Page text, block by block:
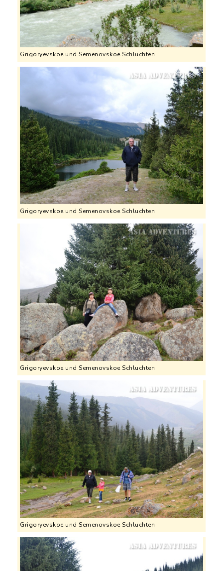
Grigoryevskoe und Semenovskoe Schluchten
Grigoryevskoe und Semenovskoe Schluchten
Grigoryevskoe und Semenovskoe Schluchten
Grigoryevskoe und Semenovskoe Schluchten